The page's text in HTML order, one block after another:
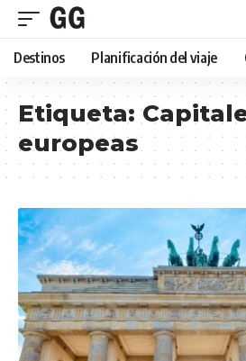
Destinos Planificación del viaje
Etiqueta:
europeas